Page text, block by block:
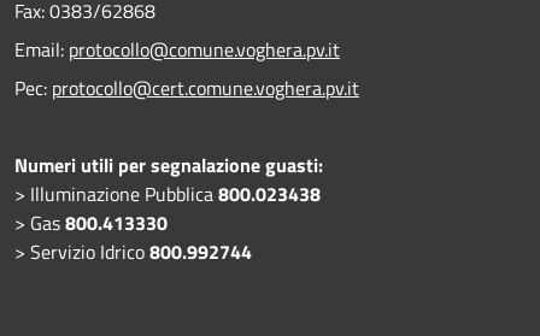
Fax:0383/62868
Email: protocollo@comune.voghera.pv.it
Pec: protocollo@cert.comune.voghera.pv.it
Numeri utili per segnalazione guasti:
> Illuminazione Pubblica800.023438
> Gas800.413330
> Servizio Idrico800.992744